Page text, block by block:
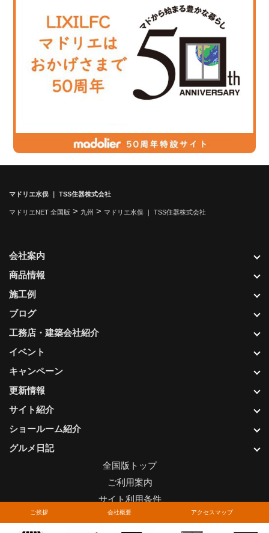
ご挨拶 会社概要 アクセスマップ
マドリエ水俣 ｜ TSS住器株式会社
マドリエNET 全国版 > 九州 > マドリエ水俣 ｜ TSS住器株式会社
更新情報
サイト紹介
ショールーム紹介
グルメ日記
会社案内
商品情報
施工例
ブログ
工務店・建築会社紹介
イベント
キャンペーン
全国版トップ
ご利用案内
サイト利用条件
プライバシーポリシー